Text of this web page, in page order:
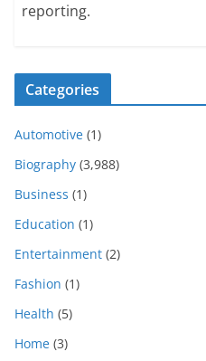
reporting.
Categories
Automotive (1)
Biography (3,988)
Business (1)
Education (1)
Entertainment (2)
Fashion (1)
Health (5)
Home (3)